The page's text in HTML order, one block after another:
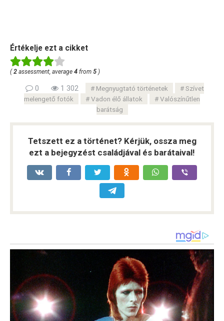
Értékelje ezt a cikket
( 2 assessment, average 4 from 5 )
0 1 302 Megnyugtató történetek
Szívet
melengető fotók
Vadon élő állatok
Valószínűtlen
barátság
Tetszett ez a történet? Kérjük, ossza meg
ezt a bejegyzést családjával és barátaival!